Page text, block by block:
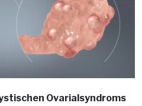
Ovarialsyndroms